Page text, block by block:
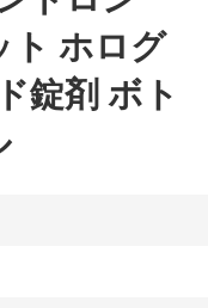
ト ホログ
錠剤 ボト